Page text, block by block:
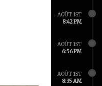
AOÛT 1ST
8:42 PM
AOÛT 1ST
6:56 PM
AOÛT 1ST
8:35 AM